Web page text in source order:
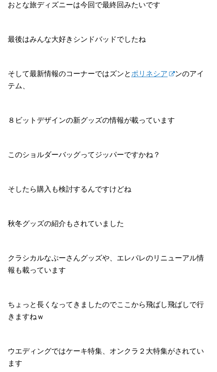
おとな旅ディズニーは今回で最終回みたいです
最後はみんな大好きシンドバッドでしたね
そして最新情報のコーナーではズンと ポリネシア
ンのアイ
テム、
８ビットデザインの新グッズの情報が載っています
このショルダーバッグってジッパーですかね？
そしたら購入も検討するんですけどね
秋冬グッズの紹介もされていました
クラシカルなぷーさんグッズや、エレパレのリニューアル情
報も載っています
ちょっと長くなってきましたのでここから飛ばし飛ばしで行
きますねｗ
ウエディングではケーキ特集、オンクラ２大特集がされてい
ます